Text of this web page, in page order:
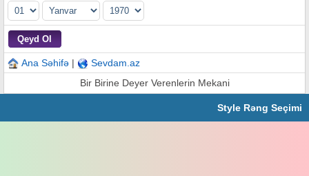
Ana Səhifə |
Sevdam.az
Bir Birine Deyer Verenlerin Mekani
Style Rəng Seçimi